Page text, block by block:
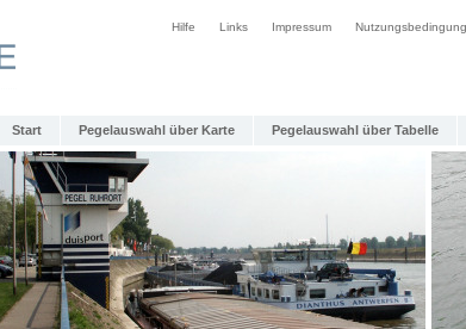
Hilfe Links Impressum
Start Pegelauswahl über Karte Pegelauswahl über Tabelle